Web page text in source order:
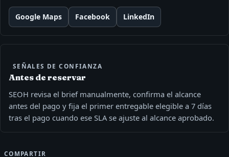
Google Maps Facebook LinkedIn
SEÑALES DE CONFIANZA
Antes de reservar
SEOH revisa el brief manualmente, confirma el alcance
antes del pago y fija el primer entregable elegible a 7 días
tras el pago cuando ese SLA se ajuste al alcance aprobado.
COMPARTIR